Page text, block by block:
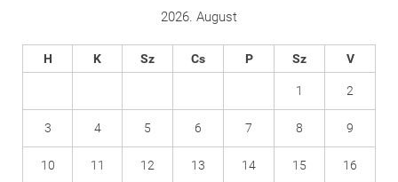
2026. August
H K Sz Cs P Sz V
1 2
3 4 5 6 7 8 9
10 11 12 13 14 15 16